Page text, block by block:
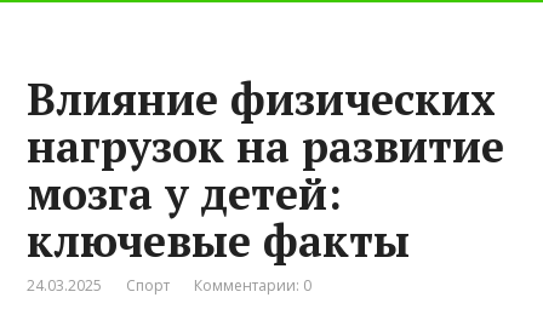
Влияние физических
нагрузок на развитие
мозга у детей:
ключевые факты
24.03.2025 Спорт Комментарии: 0